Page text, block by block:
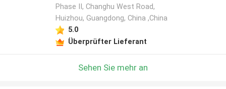
Phase II, Changhu West Road,
Huizhou, Guangdong, China ,China
5.0
Überprüfter Lieferant
Sehen Sie mehr an